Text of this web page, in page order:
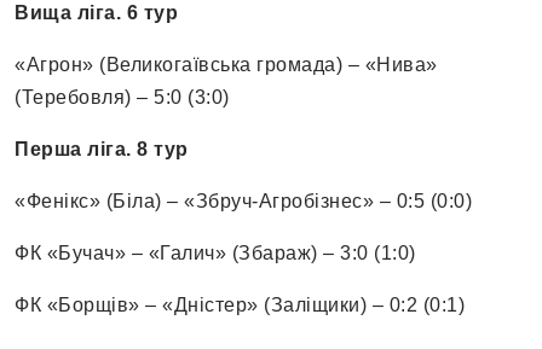
Вища ліга. 6 тур
«Агрон» (Великогаївська громада) – «Нива»
(Теребовля) – 5:0 (3:0)
Перша ліга. 8 тур
«Фенікс» (Біла) – «Збруч-Агробізнес» – 0:5 (0:0)
ФК «Бучач» – «Галич» (Збараж) – 3:0 (1:0)
ФК «Борщів» – «Дністер» (Заліщики) – 0:2 (0:1)